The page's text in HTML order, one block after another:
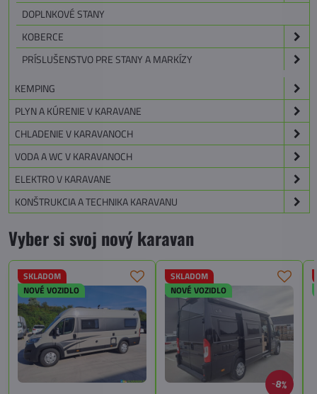
DOPLNKOVÉ STANY
KOBERCE
PRÍSLUŠENSTVO PRE STANY A MARKÍZY
KEMPING
PLYN A KÚRENIE V KARAVANE
CHLADENIE V KARAVANOCH
VODA A WC V KARAVANOCH
ELEKTRO V KARAVANE
KONŠTRUKCIA A TECHNIKA KARAVANU
Vyber si svoj nový karavan
SKLADOM
NOVÉ VOZIDLO
8%
SKLADOM
NOVÉ VOZIDLO